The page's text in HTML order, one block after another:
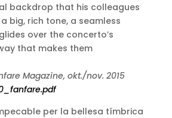
backdrop that his colleagues
big, rich tone, a seamless
over the concerto’s
that makes them
Magazine, okt./nov. 2015
per la bellesa tímbrica